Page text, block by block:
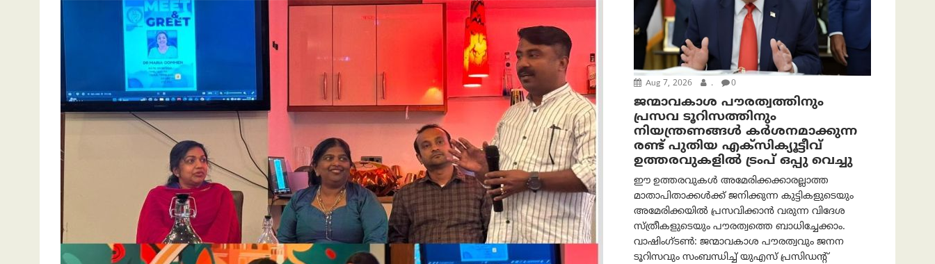
Aug 7, 2026 . 0
ജന്മാവകാശ പൗരത്വത്തിനും
പ്രസവ ടൂറിസത്തിനും
നിയന്ത്രണങ്ങൾ കർശനമാക്കുന്ന
രണ്ട് പുതിയ എക്സിക്യൂട്ടീവ്
ഉത്തരവുകളിൽ ട്രംപ് ഒപ്പു വെച്ചു
ഈ ഉത്തരവുകൾ അമേരിക്കക്കാരല്ലാത്ത
മാതാപിതാക്കൾക്ക് ജനിക്കുന്ന കുട്ടികളുടെയും
അമേരിക്കയിൽ പ്രസവിക്കാൻ വരുന്ന വിദേശ
സ്ത്രീകളുടെയും പൗരത്വത്തെ ബാധിച്ചേക്കാം.
വാഷിംഗ്ടണ്‍: ജന്മാവകാശ പൗരത്വവും ജനന
ടൂറിസവും സംബന്ധിച്ച് യുഎസ് പ്രസിഡന്റ്